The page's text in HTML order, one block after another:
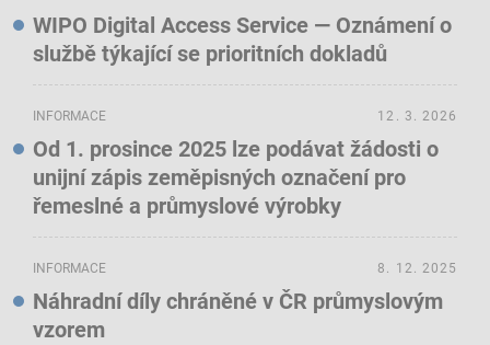
WIPO Digital Access Service — Oznámení o
službě týkající se prioritních dokladů
INFORMACE
Od 1. prosince 2025 lze podávat žádosti o
unijní zápis zeměpisných označení pro
řemeslné a průmyslové výrobky
12. 3. 2026
INFORMACE
Náhradní díly chráněné v ČR průmyslovým
vzorem
8. 12. 2025